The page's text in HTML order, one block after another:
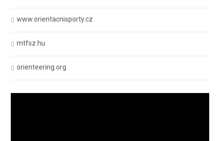
www.orientacnisporty.cz
mtfsz.hu
orienteering.org